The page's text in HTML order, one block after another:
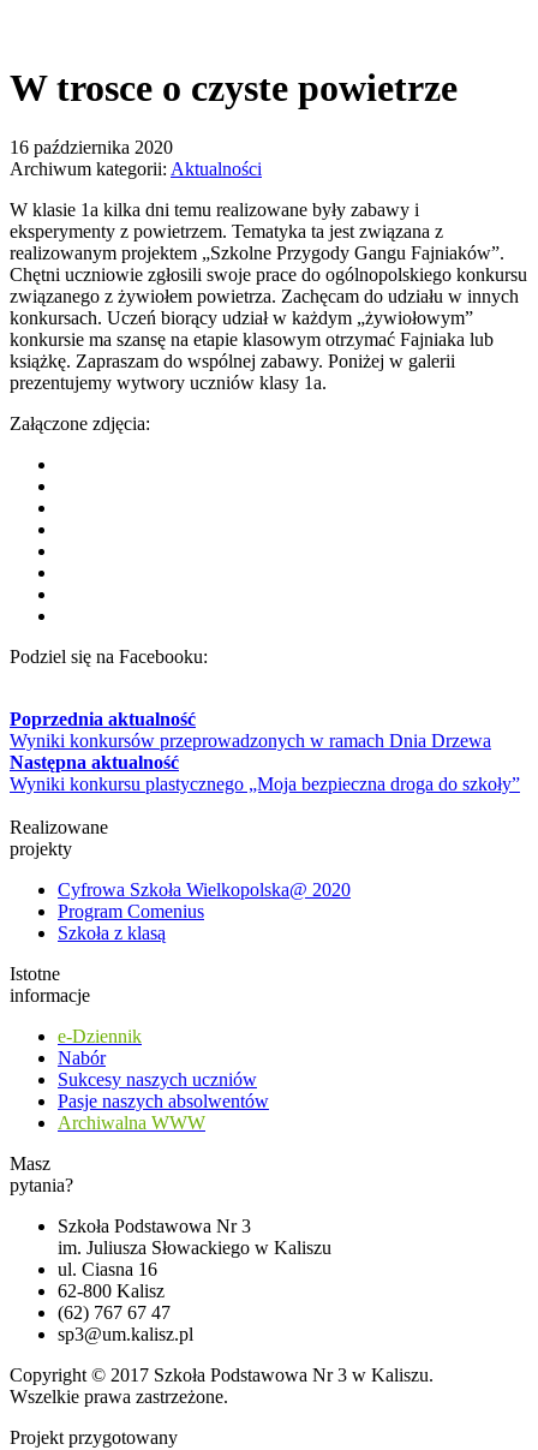
W trosce o czyste powietrze
16 października 2020
Archiwum kategorii: Aktualności
W klasie 1a kilka dni temu realizowane były zabawy i
eksperymenty z powietrzem. Tematyka ta jest związana z
realizowanym projektem „Szkolne Przygody Gangu Fajniaków”.
Chętni uczniowie zgłosili swoje prace do ogólnopolskiego konkursu
związanego z żywiołem powietrza. Zachęcam do udziału w innych
konkursach. Uczeń biorący udział w każdym „żywiołowym”
konkursie ma szansę na etapie klasowym otrzymać Fajniaka lub
książkę. Zapraszam do wspólnej zabawy. Poniżej w galerii
prezentujemy wytwory uczniów klasy 1a.
Załączone zdjęcia:
Podziel się na Facebooku:
Poprzednia aktualność
Wyniki konkursów przeprowadzonych w ramach Dnia Drzewa
Następna aktualność
Wyniki konkursu plastycznego „Moja bezpieczna droga do szkoły”
Realizowane
projekty
Cyfrowa Szkoła Wielkopolska@ 2020
Program Comenius
Szkoła z klasą
Istotne
informacje
e-Dziennik
Nabór
Sukcesy naszych uczniów
Pasje naszych absolwentów
Archiwalna WWW
Masz
pytania?
Szkoła Podstawowa Nr 3
im. Juliusza Słowackiego w Kaliszu
ul. Ciasna 16
62-800 Kalisz
(62) 767 67 47
sp3@um.kalisz.pl
Copyright © 2017 Szkoła Podstawowa Nr 3 w Kaliszu.
Wszelkie prawa zastrzeżone.
Projekt przygotowany